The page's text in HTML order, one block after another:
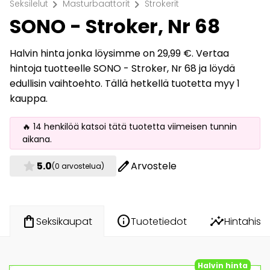
Seksilelut chevron_right Masturbaattorit chevron_right Strokerit
SONO - Stroker, Nr 68
Halvin hinta jonka löysimme on 29,99 €. Vertaa
hintoja tuotteelle SONO - Stroker, Nr 68 ja löydä
edullisin vaihtoehto. Tällä hetkellä tuotetta myy 1
kauppa.
🔥 14 henkilöä katsoi tätä tuotetta viimeisen tunnin
aikana.
star 5.0(0 arvostelua) editArvostele
shopping_bagSeksikaupat infoTuotetiedot insights
Halvin hinta